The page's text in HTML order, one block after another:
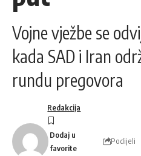
Vojne vježbe se
kada SAD i Iran
rundu pregovora
Redakcija
Podijeli